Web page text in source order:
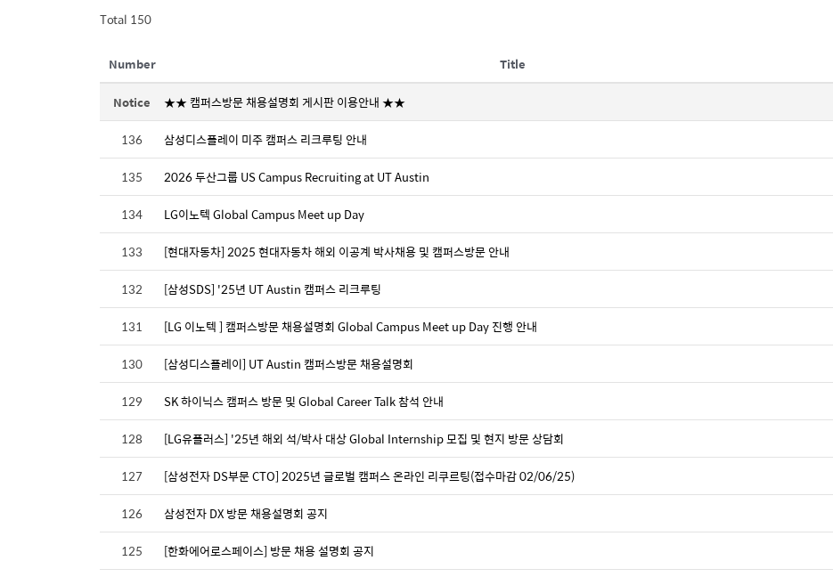
Total 150
Number Title
Notice ★★ 캠퍼스방문 채용설명회 게시판 이용안내 ★★
136
삼성디스플레이 미주 캠퍼스 리크루팅 안내
135
2026 두산그룹 US Campus Recruiting at UT Austin
134
LG이노텍 Global Campus Meet up Day
133
[현대자동차] 2025 현대자동차 해외 이공계 박사채용 및 캠퍼스방문 안내
132
[삼성SDS] '25년 UT Austin 캠퍼스 리크루팅
131
[LG 이노텍 ] 캠퍼스방문 채용설명회 Global Campus Meet up Day 진행 안내
130
[삼성디스플레이] UT Austin 캠퍼스방문 채용설명회
129
SK 하이닉스 캠퍼스 방문 및 Global Career Talk 참석 안내
128
[LG유플러스] '25년 해외 석/박사 대상 Global Internship 모집 및 현지 방문 상담회
127
[삼성전자 DS부문 CTO] 2025년 글로벌 캠퍼스 온라인 리쿠르팅(접수마감 02/06/25)
126
삼성전자 DX 방문 채용설명회 공지
125
[한화에어로스페이스] 방문 채용 설명회 공지